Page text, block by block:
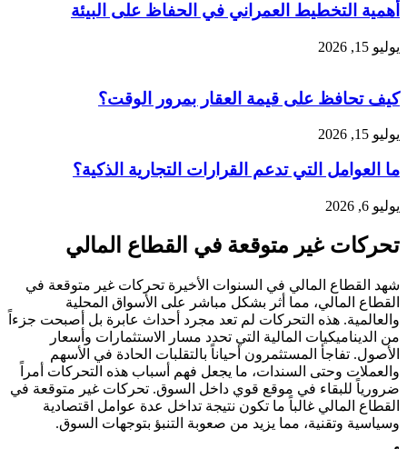
أهمية التخطيط العمراني في الحفاظ على البيئة
يوليو 15, 2026
كيف تحافظ على قيمة العقار بمرور الوقت؟
يوليو 15, 2026
ما العوامل التي تدعم القرارات التجارية الذكية؟
يوليو 6, 2026
تحركات غير متوقعة في القطاع المالي
شهد القطاع المالي في السنوات الأخيرة تحركات غير متوقعة في
القطاع المالي، مما أثر بشكل مباشر على الأسواق المحلية
والعالمية. هذه التحركات لم تعد مجرد أحداث عابرة بل أصبحت جزءاً
من الديناميكيات المالية التي تحدد مسار الاستثمارات وأسعار
الأصول. تفاجأ المستثمرون أحياناً بالتقلبات الحادة في الأسهم
والعملات وحتى السندات، ما يجعل فهم أسباب هذه التحركات أمراً
ضرورياً للبقاء في موقع قوي داخل السوق. تحركات غير متوقعة في
القطاع المالي غالباً ما تكون نتيجة تداخل عدة عوامل اقتصادية
وسياسية وتقنية، مما يزيد من صعوبة التنبؤ بتوجهات السوق.